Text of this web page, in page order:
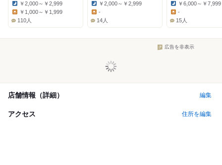
Dinner:
￥2,000～￥2,999
￥1,000～￥1,999
110人
Dinner:
￥2,000～￥2,999
Lunch:
-
14人
Dinner:
￥6,000～￥7,999
Lunch:
-
15人
広告を非表示
店舗情報（詳細） 編集
アクセス 住所を編集